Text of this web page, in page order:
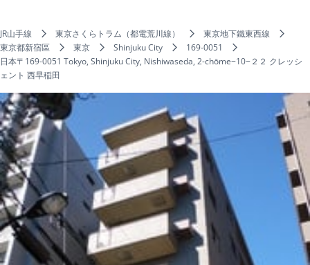
JR山手線 東京さくらトラム（都電荒川線）
東京地下鐵東西線
東京都新宿區
東京 Shinjuku City
169-0051
日本〒169-0051 Tokyo, Shinjuku City, Nishiwaseda, 2-chōme−10−２２ クレッシ
ェント 西早稲田